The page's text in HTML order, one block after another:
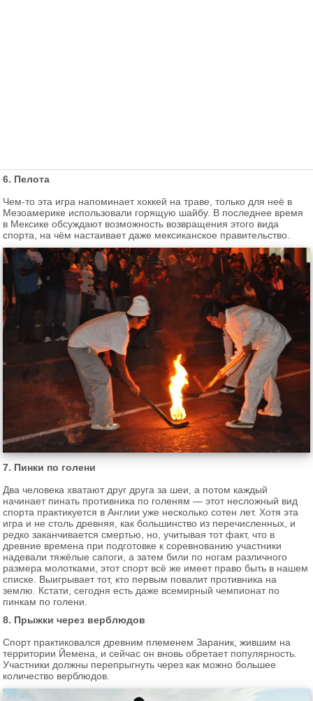
6. Пелота
Чем-то эта игра напоминает хоккей на траве, только для неё в
Мезоамерике использовали горящую шайбу. В последнее время
в Мексике обсуждают возможность возвращения этого вида
спорта, на чём настаивает даже мексиканское правительство.
7. Пинки по голени
Два человека хватают друг друга за шеи, а потом каждый
начинает пинать противника по голеням — этот несложный вид
спорта практикуется в Англии уже несколько сотен лет. Хотя эта
игра и не столь древняя, как большинство из перечисленных, и
редко заканчивается смертью, но, учитывая тот факт, что в
древние времена при подготовке к соревнованию участники
надевали тяжёлые сапоги, а затем били по ногам различного
размера молотками, этот спорт всё же имеет право быть в нашем
списке. Выигрывает тот, кто первым повалит противника на
землю. Кстати, сегодня есть даже всемирный чемпионат по
пинкам по голени.
8. Прыжки через верблюдов
Спорт практиковался древним племенем Зараник, жившим на
территории Йемена, и сейчас он вновь обретает популярность.
Участники должны перепрыгнуть через как можно большее
количество верблюдов.